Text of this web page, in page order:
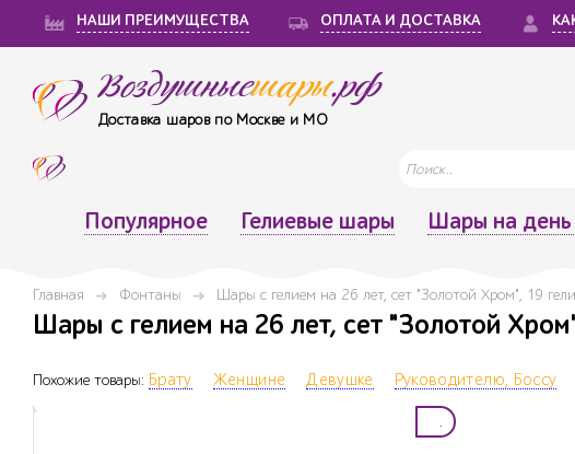
НАШИ ПРЕИМУЩЕСТВА ОПЛАТА И ДОСТАВКА
Воздушныешары.рф
Доставка шаров по Москве и МО
Популярное Гелиевые шары Шары на
Главная Фонтаны Шары с гелием на 26 лет, сет "Золотой Хром", 19
Шары с гелием на 26 лет, сет "Золотой
Похожие товары: Брату Женщине Девушке Руководителю, Боссу
.